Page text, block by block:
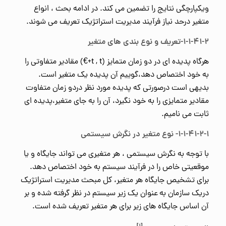
ویکپارچگی نتایج را تضمین می کند. در ادامه بحث ، انواع
متغیر درحد نیاز فرآیند مدیریت استراتژیک تعریف می شوند.
۱-۱-۴۱-۲-تعریف و نوع بندی های متغیر
هرگاه پدیده ای در دو زمان متمایز (t , t+€) مقادیر متفاوتی را
به خود اختصاص دهد،گوییم آن پدیده یک متغیر است.
بدیهی است درصورتی که پدیده مورد نظر دردو زمان متفاوت
مقادیر متمایزی را به خود نگیرد، آن را به جای متغیر،پدیده ای
ثابت می نامیم.
۱-۱-۴۱-۲-۱- نوع متغیر در نگرش سیستمی
با توجه به نگرش سیستمی ، هر متغیری می تواند جایگاه و یا
موقعیتی خاص را در فرآیند سیستم به خود اختصاص دهد.
برای تشخیص جایگاه هر متغیر، کل مبحث مدیریت استراتژیک
دریک سازمان به عنوان یک زیر سیستم در نظر گرفته شده و بر
آن اساس جایگاه های زیر برای هر متغیر تعریف شده است.